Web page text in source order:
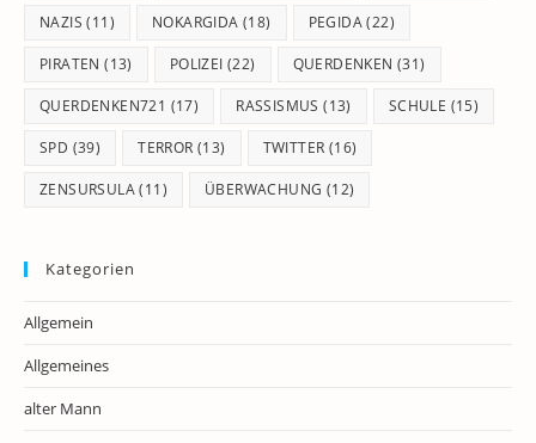
NAZIS (11) NOKARGIDA (18) PEGIDA(22)
PIRATEN (13) POLIZEI (22) QUERDENKEN (31)
QUERDENKEN721 (17) RASSISMUS (13) SCHULE (15)
SPD (39) TERROR (13) TWITTER (16)
ZENSURSULA(11) ÜBERWACHUNG (12)
Kategorien
Allgemein
Allgemeines
alter Mann